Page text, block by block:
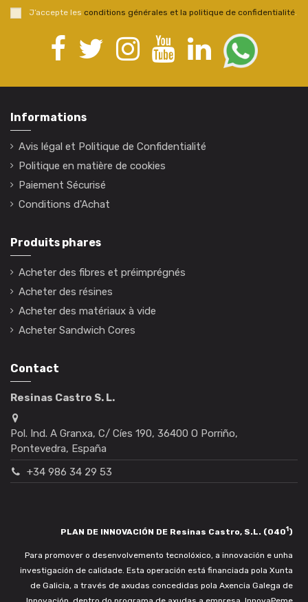
J’accepte les conditions générales et la politique de confidentialité.
Informations
Avis légal et Politique de Confidentialité
Politique en matière de cookies
Paiement Sécurisé
Conditions d'Achat
Produits phares
Acheter des fibres et préimprégnés
Acheter des résines
Acheter des matériaux à vide
Acheter Sandwich Cores
Contact
Resinas Castro S. L.
Pol. Ind. A Granxa, C/ Cíes 190, 36400 O Porriño,
Pontevedra, España
+34 986 34 29 53
PLAN DE INNOVACIÓN DE Resinas Castro, S.L. (0401)
Para promover o desenvolvemento tecnolóxico, a innovación e unha
investigación de calidade. Esta operación está financiada pola Xunta
de Galicia, a través de axudas concedidas pola Axencia Galega de